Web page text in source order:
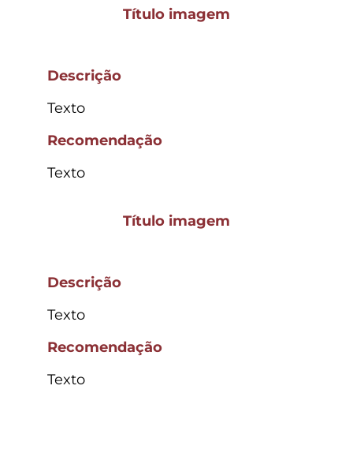
Título imagem
Descrição
Texto
Recomendação
Texto
Título imagem
Descrição
Texto
Recomendação
Texto